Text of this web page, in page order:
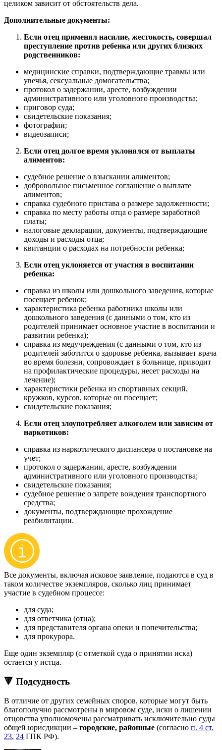
целиком зависит от обстоятельств дела.
Дополнительные документы:
Если отец применял насилие, жестокость, совершал
преступление против ребенка или других близких
родственников:
медицинские справки, подтверждающие травмы или
увечья, сексуальные домогательства;
протокол о задержании, аресте, возбуждении
административного или уголовного производства;
приговор суда;
свидетельские показания;
фотографии;
видеозаписи;
Если отец долгое время уклонялся от выплаты
алиментов:
судебное решение о взыскании алиментов;
добровольное письменное соглашение о выплате
алиментов;
справка судебного пристава о размере задолженности;
справка по месту работы отца о размере заработной
платы;
налоговые декларации, документы, подтверждающие
доходы и расходы отца;
квитанции о расходах на потребности ребенка;
Если отец уклоняется от участия в воспитании
ребенка:
справка из школы или дошкольного заведения, которые
посещает ребенок;
характеристика ребенка работника школы или
дошкольного заведения (с данными о том, кто из
родителей принимает основное участие в воспитании и
развитии ребенка);
справка из медучреждения (с данными о том, кто из
родителей заботится о здоровье ребенка, вызывает врача
во время болезни, сопровождает в больнице, приводит
на профилактические процедуры, несет расходы на
лечение);
характеристики ребенка из спортивных секций,
кружков, курсов, которые он посещает;
свидетельские показания;
Если отец злоупотребляет алкоголем или зависим от
наркотиков:
справка из наркотического диспансера о постановке на
учет;
протокол о задержании, аресте, возбуждении
административного или уголовного производства;
свидетельские показания;
судебное решение о запрете вождения транспортного
средства;
документы, подтверждающие прохождение
реабилитации.
Все документы, включая исковое заявление, подаются в суд в
таком количестве экземпляров, сколько лиц принимает
участие в судебном процессе:
для суда;
для ответчика (отца);
для представителя органа опеки и попечительства;
для прокурора.
Еще один экземпляр (с отметкой суда о принятии иска)
остается у истца.
🔻 Подсудность
В отличие от других семейных споров, которые могут быть
благополучно рассмотрены в мировом суде, иски о лишении
отцовства уполномочены рассматривать исключительно суды
общей юрисдикции – городские, районные (согласно п. 4 ст.
23, 24 ГПК РФ).